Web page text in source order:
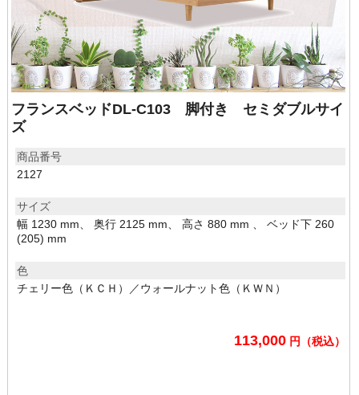
フランスベッドDL-C103 脚付き セミダブルサイ
ズ
商品番号
2127
サイズ
幅 1230 mm、 奥行 2125 mm、 高さ 880 mm 、 ベッド下 260
(205) mm
色
チェリー色（ＫＣＨ）／ウォールナット色（ＫＷＮ）
113,000 円（税込）